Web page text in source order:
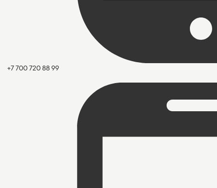
+7 700 720 88 99